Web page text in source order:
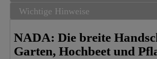
Wichtige Hinweise
NADA: Die breite
Garten, Hochbeet und